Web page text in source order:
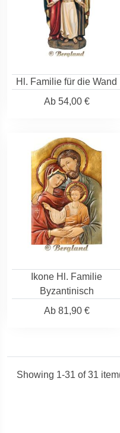
Hl. Familie für die Wand
Ab54,00 €
Ikone Hl. Familie
Byzantinisch
Ab81,90 €
Showing 1-31 of 31